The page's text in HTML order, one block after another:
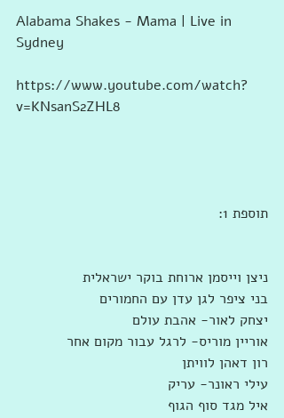
Alabama Shakes - Mama | Live in
Sydney
https://www.youtube.com/watch?
v=KNsanS2ZHL8
תוספת 1:
ניצן וייסמן ארוחת בוקר ישראלית
בני ציפר לגן עדן עם החמורים
יצחק לאור- אהבת עולם
אוריין מוריס- לרגל עבור מקום אחר
רון דאהן לוויתן
עילי ראונר- עריק
איל מגד סוף הגוף